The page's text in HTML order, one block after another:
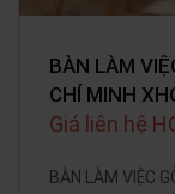
BÀN LÀM
CHÍ MINH
Giá liên hệ
BÀN LÀM VIỆC